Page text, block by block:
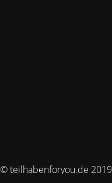
© teilhabenforyou.de 2019